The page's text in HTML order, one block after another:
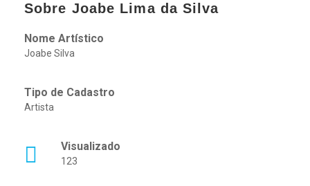
Sobre Joabe Lima da Silva
Nome Artístico
Joabe Silva
Tipo de Cadastro
Artista
Visualizado
123